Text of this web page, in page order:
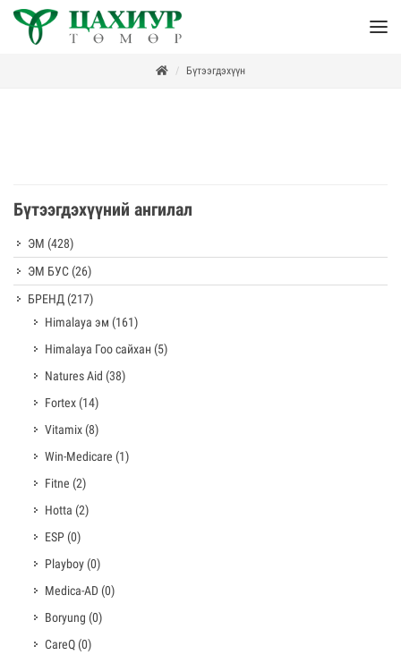
Бүтээгдэхүүн
Бүтээгдэхүүний ангилал
ЭМ (428)
ЭМ БУС (26)
БРЕНД (217)
Himalaya эм (161)
Himalaya Гоо сайхан (5)
Natures Aid (38)
Fortex (14)
Vitamix (8)
Win-Medicare (1)
Fitne (2)
Hotta (2)
ESP (0)
Playboy (0)
Medica-AD (0)
Boryung (0)
CareQ (0)